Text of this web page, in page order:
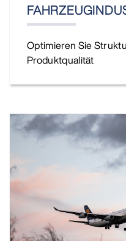
Optimieren Sie
Produktqualität